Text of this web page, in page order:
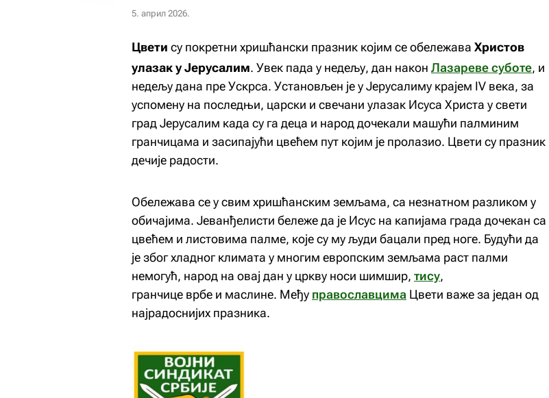
5. април 2026.
Цвети су покретни хришћански празник којим се обележава Христов
улазак у Јерусалим. Увек пада у недељу, дан након Лазареве суботе, и
недељу дана пре Ускрса. Установљен је у Јерусалиму крајем IV века, за
успомену на последњи, царски и свечани улазак Исуса Христа у свети
град Јерусалим када су га деца и народ дочекали машући палминим
гранчицама и засипајући цвећем пут којим је пролазио. Цвети су празник
дечије радости.
Обележава се у свим хришћанским земљама, са незнатном разликом у
обичајима. Јеванђелисти бележе да је Исус на капијама града дочекан са
цвећем и листовима палме, које су му људи бацали пред ноге. Будући да
је због хладног климата у многим европским земљама раст палми
немогућ, народ на овај дан у цркву носи шимшир, тису,
гранчице врбе и маслине. Међу православцима Цвети важе за један од
најрадоснијих празника.